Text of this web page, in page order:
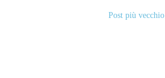
Post più vecchio